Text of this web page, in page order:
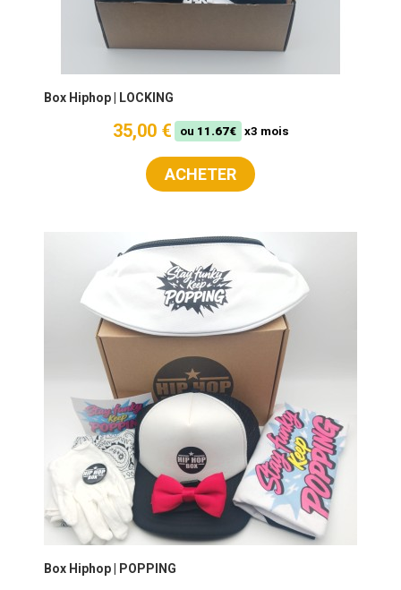
Box Hiphop | LOCKING
35,00 € ou 11.67€ x3 mois
ACHETER
Box Hiphop | POPPING